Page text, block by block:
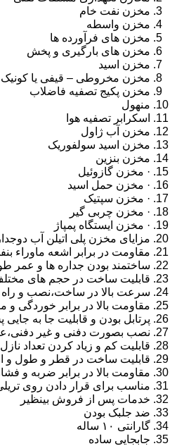
مخزن نفت خام
مخزن واسطه
مخزن های فرآورده ها
مخزن های بارگیری و پخش
مخزن اسید
مخزن مخروطی – قیفی یا کونیک
مخزن پکیج تصفیه فاضلاب
منهول
اسکرابر تصفیه هوا
مخزن آب ژاول
مخزن اسید سولفوریک
مخزن بنزین
· مخزن گازوئیل
· مخزن حمل اسید
· مخزن سپتیک
· مخزن چربی گیر
· مخزن ایستگاه پمپاژ
مزایای مخزن پلی اتیلن آب
مقاومت در برابر اشعه ماوراء
ساختمند بودن جداره ها و عمر
قابلیت ساخت در حجم های
سرعت بالا در ساخت،نصب و راه
مقاومت بالا در برابر خوردگی و
پرتابل بودن و قابلیت جا به
نصب بصورت دفنی و غیر
قابلیت کم و زیاد کردن تعداد
قابلیت ساخت در قطر و طول و
مقاومت بالا در برابر ضربه و
مناسب برای قرار دادن روی
خدمات پس از فروش بینظیر
ضد جلبک بودن
گارانتی ۱۰ ساله
جابجایی ساده